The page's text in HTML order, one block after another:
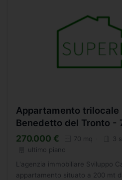
Appartamento trilocale
Benedetto del Tronto -
270.000 € 70 mq 3
ultimo piano
L'agenzia immobiliare Sviluppo
appartamento situato a 200 mt